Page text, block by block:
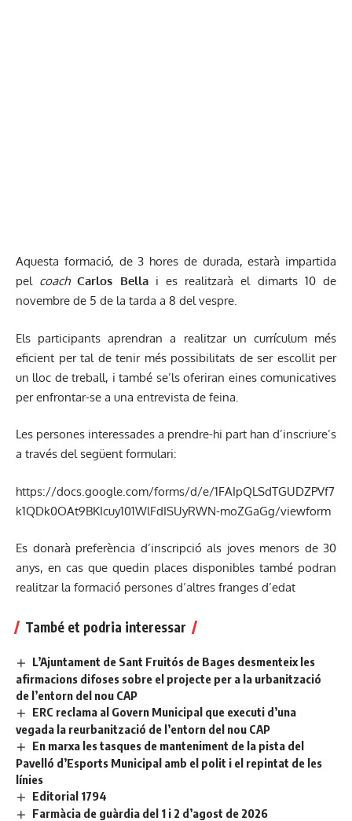
Aquesta formació, de 3 hores de durada, estarà impartida
pel coach Carlos Bellai es realitzarà el dimarts 10 de
novembre de 5 de la tarda a 8 del vespre.
Els participants aprendran a realitzar un currículum més
eficient per tal de tenir més possibilitats de ser escollit per
un lloc de treball, i també se’ls oferiran eines comunicatives
per enfrontar-se a una entrevista de feina.
Les persones interessades a prendre-hi part han d’inscriure’s
a través del següent formulari:
https://docs.google.com/forms/d/e/1FAIpQLSdTGUDZPVf7
k1QDk0OAt9BKIcuy101WlFdISUyRWN-moZGaGg/viewform
Es donarà preferència d’inscripció als joves menors de 30
anys, en cas que quedin places disponibles també podran
realitzar la formació persones d’altres franges d’edat
També et podria interessar
L’Ajuntament de Sant Fruitós de Bages desmenteix les
afirmacions difoses sobre el projecte per a la urbanització
de l’entorn del nou CAP
ERC reclama al Govern Municipal que executi d’una
vegada la reurbanització de l’entorn del nou CAP
En marxa les tasques de manteniment de la pista del
Pavelló d’Esports Municipal amb el polit i el repintat de les
línies
Editorial 1794
Farmàcia de guàrdia del 1 i 2 d’agost de 2026